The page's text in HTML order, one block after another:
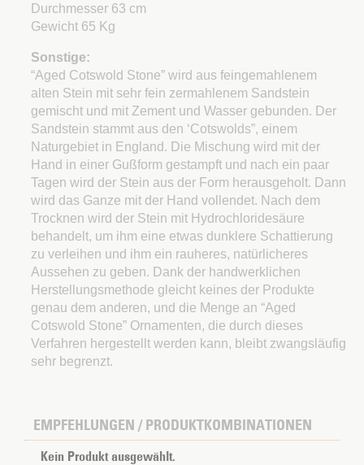
Durchmesser 63 cm
Gewicht 65 Kg
Sonstige:
“Aged Cotswold Stone” wird aus feingemahlenem
alten Stein mit sehr fein zermahlenem Sandstein
gemischt und mit Zement und Wasser gebunden. Der
Sandstein stammt aus den ‘Cotswolds”, einem
Naturgebiet in England. Die Mischung wird mit der
Hand in einer Gußform gestampft und nach ein paar
Tagen wird der Stein aus der Form herausgeholt. Dann
wird das Ganze mit der Hand vollendet. Nach dem
Trocknen wird der Stein mit Hydrochloridesäure
behandelt, um ihm eine etwas dunklere Schattierung
zu verleihen und ihm ein rauheres, natürlicheres
Aussehen zu geben. Dank der handwerklichen
Herstellungsmethode gleicht keines der Produkte
genau dem anderen, und die Menge an “Aged
Cotswold Stone” Ornamenten, die durch dieses
Verfahren hergestellt werden kann, bleibt zwangsläufig
sehr begrenzt.
EMPFEHLUNGEN / PRODUKTKOMBINATIONEN
Kein Produkt ausgewählt.